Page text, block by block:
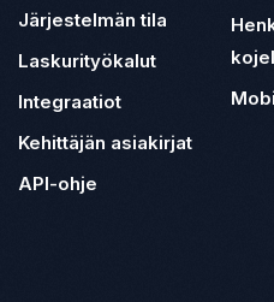
Järjestelmän tila
Laskurityökalut
Integraatiot
Kehittäjän asiakirjat
API-ohje